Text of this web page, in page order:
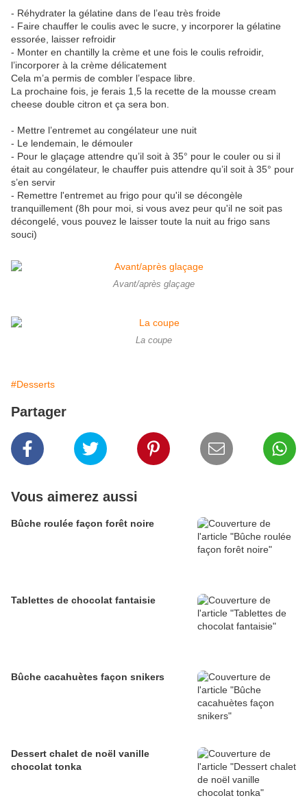
- Réhydrater la gélatine dans de l’eau très froide
- Faire chauffer le coulis avec le sucre, y incorporer la gélatine
essorée, laisser refroidir
- Monter en chantilly la crème et une fois le coulis refroidir,
l’incorporer à la crème délicatement
Cela m’a permis de combler l’espace libre.
La prochaine fois, je ferais 1,5 la recette de la mousse cream
cheese double citron et ça sera bon.
- Mettre l’entremet au congélateur une nuit
- Le lendemain, le démouler
- Pour le glaçage attendre qu’il soit à 35° pour le couler ou si il
était au congélateur, le chauffer puis attendre qu’il soit à 35° pour
s’en servir
- Remettre l'entremet au frigo pour qu'il se décongèle
tranquillement (8h pour moi, si vous avez peur qu'il ne soit pas
décongelé, vous pouvez le laisser toute la nuit au frigo sans
souci)
Avant/après glaçage
La coupe
#Desserts
Partager
Vous aimerez aussi
Bûche roulée façon forêt noire
Tablettes de chocolat fantaisie
Bûche cacahuètes façon snikers
Dessert chalet de noël vanille
chocolat tonka